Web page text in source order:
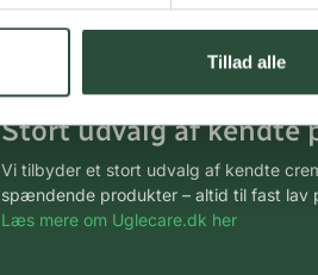
Tillad alle
Faste lave priser*
*Gælder ikke ernæringsprodukter.
Stort udvalg af kendte
Vi tilbyder et stort udvalg af kendte
spændende produkter – altid til fast lav
Læs mere om Uglecare.dk her